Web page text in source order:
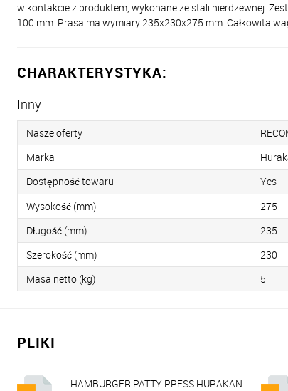
w kontakcie z produktem, wykonane ze stali nierdzewnej.
100 mm. Prasa ma wymiary 235x230x275 mm. Całkowita
CHARAKTERYSTYKA:
Inny
Nasze oferty
Marka
Dostępność towaru
Yes
Wysokość (mm)
275
Długość (mm)
235
Szerokość (mm)
230
Masa netto (kg)
5
PLIKI
HAMBURGER PATTY PRESS HURAKAN